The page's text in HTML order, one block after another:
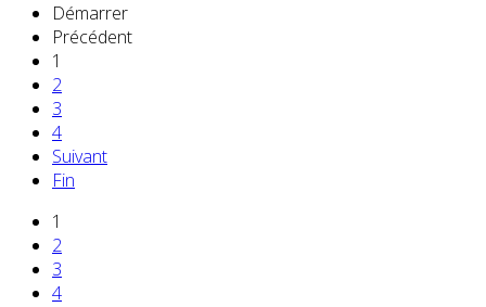
Démarrer
Précédent
1
2
3
4
Suivant
Fin
1
2
3
4